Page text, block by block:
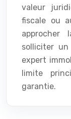
valeur
fiscale ou
solliciter
expert
limite
garantie.